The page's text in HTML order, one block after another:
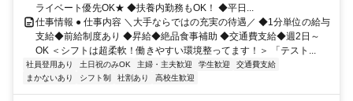
ライベート優先OK★ ◆扶養内勤務もOK！ ◆平日...
仕事情報 ● 仕事内容 ＼大手ならではの充実の待遇／ ◆1分単位の給与
支給◆前給制度あり ◆昇給◆絶品食事補助 ◆交通費支給◆週2日～
OK ＜シフトは超柔軟！働きやすい環境整ってます！＞ 「テスト...
社員登用あり 土日祝のみOK 主婦・主夫歓迎 学生歓迎
交通費支給
まかないあり
シフト制 社割あり 高校生歓迎